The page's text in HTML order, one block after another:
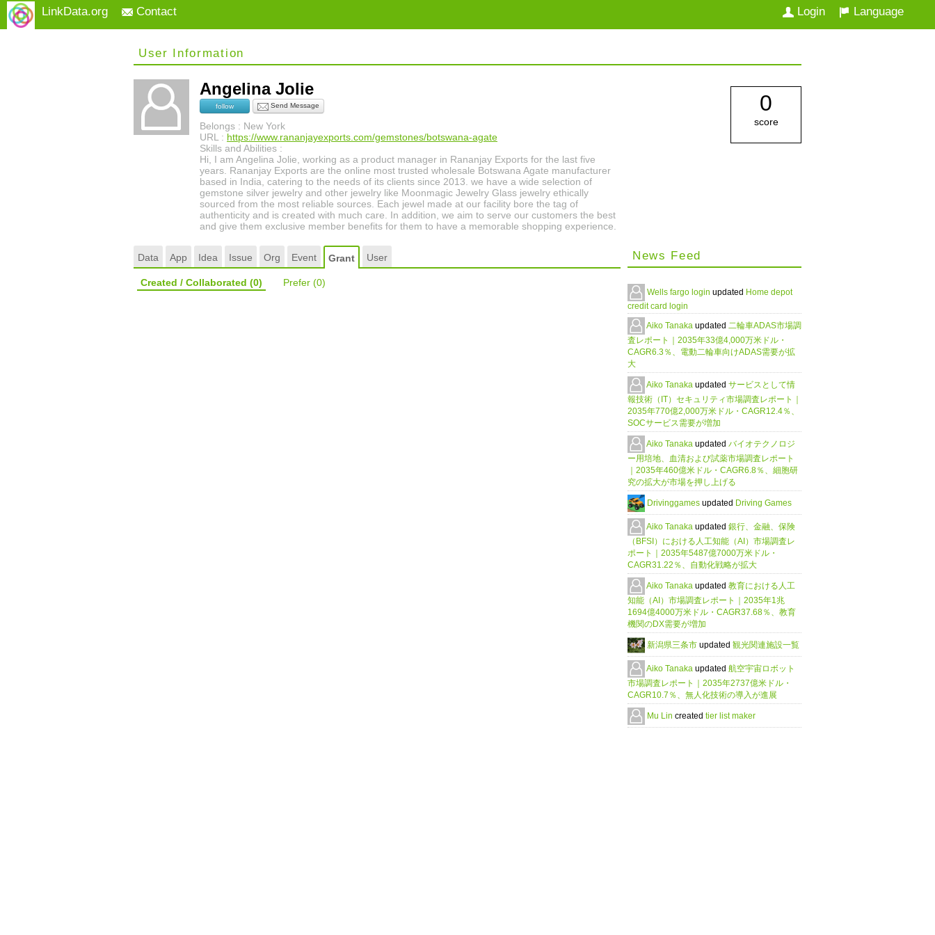
LinkData.org Contact Language
Login
User Information
Angelina Jolie
follow Send Message
Belongs : New York
URL : https://www.rananjayexports.com/gemstones/botswana-agate
Skills and Abilities :
Hi, I am Angelina Jolie, working as a product manager in Rananjay Exports for the last five
years. Rananjay Exports are the online most trusted wholesale Botswana Agate manufacturer
based in India, catering to the needs of its clients since 2013. we have a wide selection of
gemstone silver jewelry and other jewelry like Moonmagic Jewelry Glass jewelry ethically
sourced from the most reliable sources. Each jewel made at our facility bore the tag of
authenticity and is created with much care. In addition, we aim to serve our customers the best
and give them exclusive member benefits for them to have a memorable shopping experience.
0
score
Data App Idea Issue Org Event Grant User
Created / Collaborated (0) Prefer (0)
News Feed
Wells fargo login updated Home depot
credit card login
Aiko Tanaka updated 二輪車ADAS市場調
査レポート｜2035年33億4,000万米ドル・
CAGR6.3％、電動二輪車向けADAS需要が拡
大
Aiko Tanaka updated サービスとして情
報技術（IT）セキュリティ市場調査レポート｜
2035年770億2,000万米ドル・CAGR12.4％、
SOCサービス需要が増加
Aiko Tanaka updated バイオテクノロジ
ー用培地、血清および試薬市場調査レポート
｜2035年460億米ドル・CAGR6.8％、細胞研
究の拡大が市場を押し上げる
Drivinggames updated Driving Games
Aiko Tanaka updated 銀行、金融、保険
（BFSI）における人工知能（AI）市場調査レ
ポート｜2035年5487億7000万米ドル・
CAGR31.22％、自動化戦略が拡大
Aiko Tanaka updated 教育における人工
知能（AI）市場調査レポート｜2035年1兆
1694億4000万米ドル・CAGR37.68％、教育
機関のDX需要が増加
新潟県三条市 updated 観光関連施設一覧
Aiko Tanaka updated 航空宇宙ロボット
市場調査レポート｜2035年2737億米ドル・
CAGR10.7％、無人化技術の導入が進展
Mu Lin created tier list maker